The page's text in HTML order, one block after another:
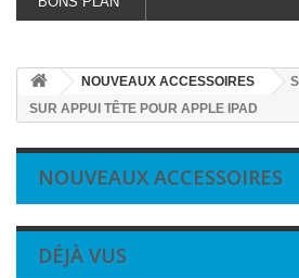
NOUVEAUX ACCESSOIRES
SUR APPUI TÊTE POUR APPLE IPAD
NOUVEAUX ACCESSOIRES
DÉJÀ VUS